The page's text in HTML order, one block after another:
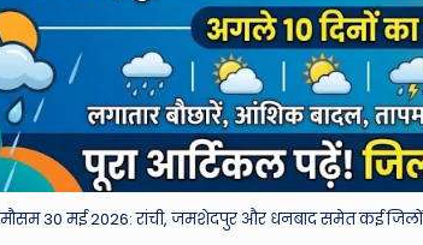
30 मई 2026: रांची, जमशेदपुर और धनबाद समेत कई जिलों